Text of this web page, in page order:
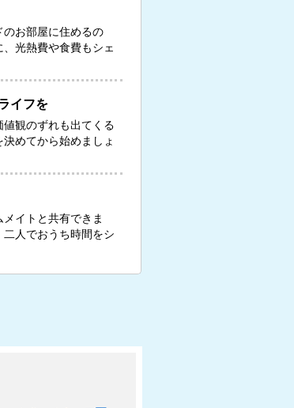
お部屋に住めるの
光熱費や食費もシェ
イフを
観のずれも出てくる
めてから始めましょ
イトと共有できま
人でおうち時間をシ